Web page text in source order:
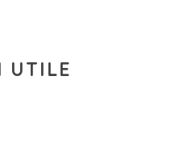
UTILE